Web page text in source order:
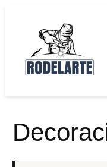
contenido